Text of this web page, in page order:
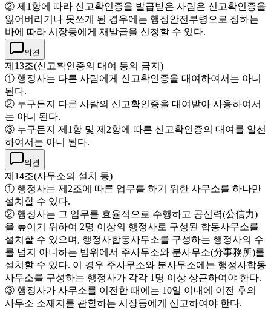
② 제1항에 따라 신고확인증을 발급받은 사람은 신고확인증을
잃어버리거나 못쓰게 된 경우에는 행정안전부령으로 정하는
바에 따라 시장등에게 재발급을 신청할 수 있다.
의견
제13조(신고확인증의 대여 등의 금지)
① 행정사는 다른 사람에게 신고확인증을 대여하여서는 아니
된다.
② 누구든지 다른 사람의 신고확인증을 대여받아 사용하여서
는 아니 된다.
③ 누구든지 제1항 및 제2항에 따른 신고확인증의 대여를 알선
하여서는 아니 된다.
의견
제14조(사무소의 설치 등)
① 행정사는 제2조에 따른 업무를 하기 위한 사무소를 하나만
설치할 수 있다.
② 행정사는 그 업무를 효율적으로 수행하고 공신력(公信力)
을 높이기 위하여 2명 이상의 행정사로 구성된 합동사무소를
설치할 수 있으며, 행정사합동사무소를 구성하는 행정사의 수
를 넘지 아니하는 범위에서 주사무소와 분사무소(分事務所)를
설치할 수 있다. 이 경우 주사무소와 분사무소에는 행정사합동
사무소를 구성하는 행정사가 각각 1명 이상 상근하여야 한다.
③ 행정사가 사무소를 이전한 때에는 10일 이내에 이전 후의
사무소 소재지를 관할하는 시장등에게 신고하여야 한다.